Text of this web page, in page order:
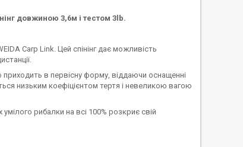
довжиною 3,6м і тестом 3lb.
Carp Link. Цей спінінг дає можливість
в первісну форму, віддаючи оснащенні
низьким коефіцієнтом тертя і невеликою вагою
рибалки на всі 100% розкриє свій